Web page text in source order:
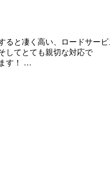
と凄く高い、ロードサー
してとても親切な対応で
す！ …